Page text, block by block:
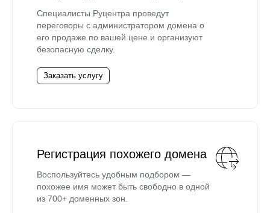
Специалисты Руцентра проведут
переговоры с администратором домена о
его продаже по вашей цене и организуют
безопасную сделку.
Заказать услугу
Регистрация похожего домена
Воспользуйтесь удобным подбором —
похожее имя может быть свободно в одной
из 700+ доменных зон.